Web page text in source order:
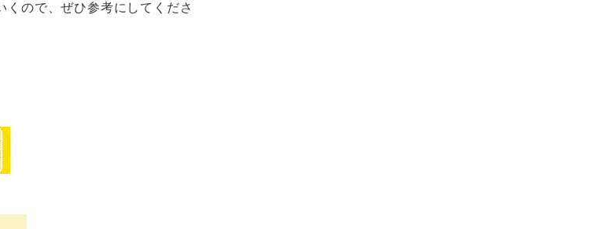
ので、ぜひ参考にしてくださ